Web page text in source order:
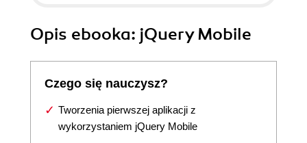
Opis ebooka: jQuery Mobile
Czego się nauczysz?
Tworzenia pierwszej aplikacji z
wykorzystaniem jQuery Mobile